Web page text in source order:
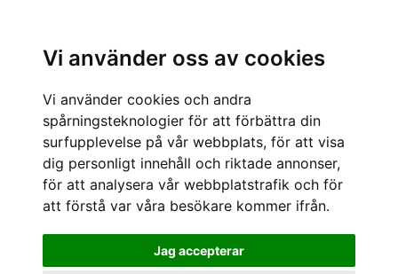
Vi använder oss av cookies
Vi använder cookies och andra
spårningsteknologier för att förbättra din
surfupplevelse på vår webbplats, för att visa
dig personligt innehåll och riktade annonser,
för att analysera vår webbplatstrafik och för
att förstå var våra besökare kommer ifrån.
Jag accepterar
Byxor Byxor
REA 50%